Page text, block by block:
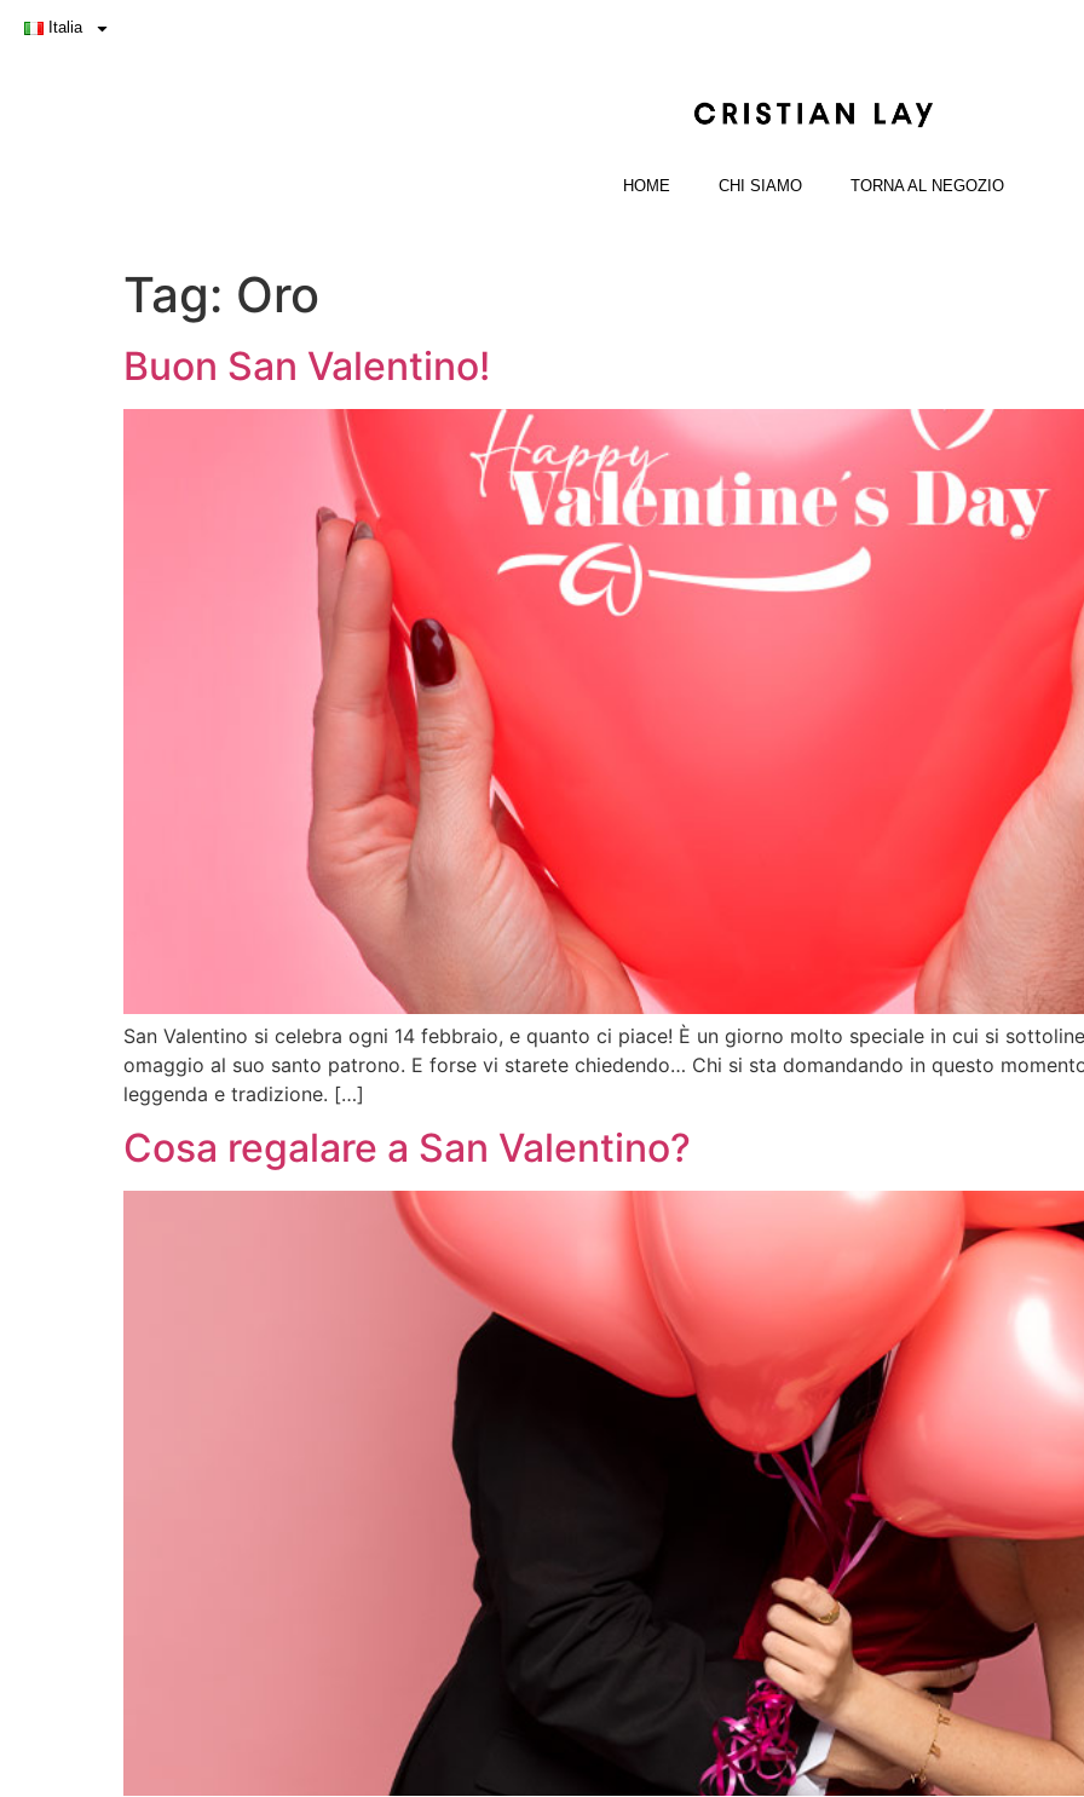
Italia
HOME CHI SIAMO TORNA AL NEGOZIO
Tag: Oro
Buon San Valentino!
San Valentino si celebra ogni 14 febbraio, e quanto ci piace! È un giorno molto speciale in cui si
omaggio al suo santo patrono. E forse vi starete chiedendo… Chi si sta domandando in questo
leggenda e tradizione. […]
Cosa regalare a San Valentino?